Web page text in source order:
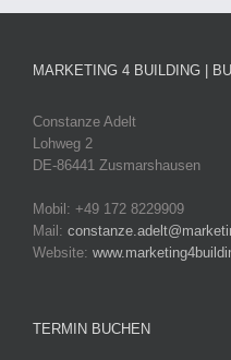
MARKETING 4 BUILDING |
Constanze Adelt
Lohweg 2
DE-86441 Zusmarshausen
Mobil: +49 172 8229909
Mail:
Website:
TERMIN BUCHEN